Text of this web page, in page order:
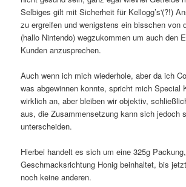
Selbiges gilt mit Sicherheit für Kellogg’s'(?!)
zu ergreifen und wenigstens ein bisschen von
(hallo Nintendo) wegzukommen um auch den
Kunden anzusprechen.
Auch wenn ich mich wiederhole, aber da ich
was abgewinnen konnte, spricht mich Special
wirklich an, aber bleiben wir objektiv,
aus, die Zusammensetzung kann sich jedoch
unterscheiden.
Hierbei handelt es sich um eine 325g
Geschmacksrichtung Honig beinhaltet, bis
noch keine anderen.